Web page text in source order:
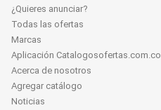
¿Quieres anunciar?
Todas las ofertas
Marcas
Aplicación Catalogosofertas.com.co
Acerca de nosotros
Agregar catálogo
Noticias